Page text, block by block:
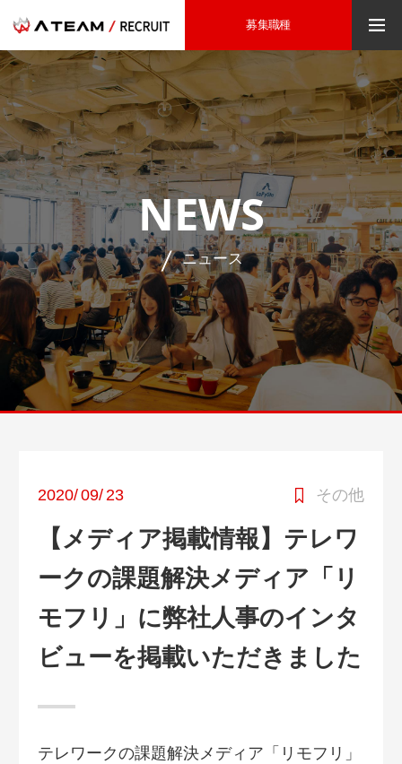
募集職種
NEWS
ニュース
その他
2020/09/23
【メディア掲載情報】テレワ
ークの課題解決メディア「リ
モフリ」に弊社人事のインタ
ビューを掲載いただきました
テレワークの課題解決メディア「リモフリ」